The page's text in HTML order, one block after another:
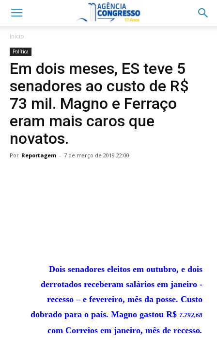
Início
Política
Em dois meses, ES teve 5
senadores ao custo de R$
73 mil. Magno e Ferraço
eram mais caros que
novatos.
Por Reportagem - 7 de março de 2019 22:00
Dois senadores eleitos em outubro, e dois
derrotados receberam salários em janeiro -
recesso – e fevereiro, mês da posse. Custo
dobrado para o país. Magno gastou R$ 7.792,68
com Correios em janeiro, mês de recesso.